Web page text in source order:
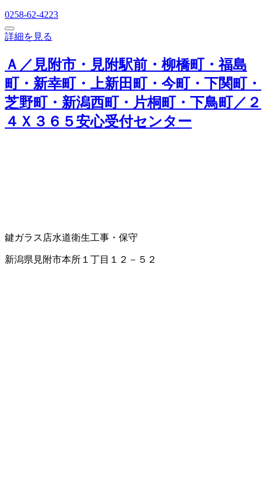
0258-62-4223
詳細を見る
Ａ／見附市・見附駅前・柳橋町・福島
町・新幸町・上新田町・今町・下関町・
芝野町・新潟西町・片桐町・下鳥町／２
４Ｘ３６５安心受付センター
鍵ガラス店水道衛生工事・保守
新潟県見附市本所１丁目１２－５２